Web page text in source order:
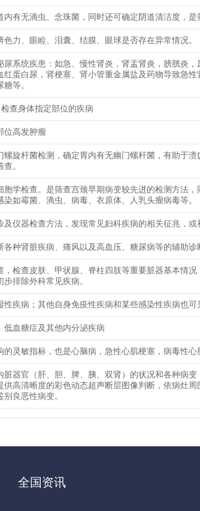
内有无滴虫、念珠菌，同时还可确定阴道清洁度，是
色力、眼睑、泪囊、结膜、眼球是否存在异常情况。
尿系统疾患：如急、慢性肾炎，肾盂肾炎，膀胱炎
红蛋白尿，肾梗塞、肾小管重金属盐及药物导致急
等。
查身体指定部位的疾病
位高发肿瘤
螺旋杆菌检测，确定胃内有无幽门螺杆菌，有助于
。
胞学检查。是筛查宫颈早期病变较先进的检测方法
染如霉菌、滴虫、病毒、衣原体、人乳头瘤病毒等。
及仪器检查方法，发现常见妇科疾病的相关征兆，或
各种肾脏疾病、痛风以及高血压、糖尿病等的辅助诊
，检查皮肤、甲状腺、脊柱四肢等重要脏器基本情
步排除外科常见疾病。
性疾病；其他自身免疫性疾病和某些感染性疾病也可
低血糖症及其他内分泌疾病
的灵敏指标，也是心脑病，急性心肌梗塞，病毒性心
脏器官（肝、胆、脾、胰、双肾）的状况和各种病变
供高清晰度的彩色动态超声断层图像判断，依病灶
别良恶性病变。
全国资讯